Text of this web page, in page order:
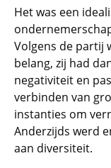
Het was een
Volgens de partij
belang, zij had
negativiteit en
verbinden van
instanties om
Anderzijds werd
aan diversiteit.